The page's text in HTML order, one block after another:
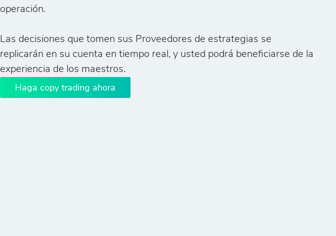
operación.
Las decisiones que tomen sus Proveedores de estrategias se
replicarán en su cuenta en tiempo real, y usted podrá beneficiarse de la
experiencia de los maestros.
Haga copy trading ahora